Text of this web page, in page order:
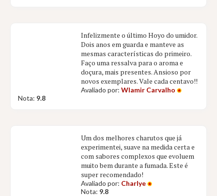
Infelizmente o último Hoyo do umidor.
Dois anos em guarda e manteve as
mesmas características do primeiro.
Faço uma ressalva para o aroma e
doçura, mais presentes. Ansioso por
novos exemplares. Vale cada centavo!!
Avaliado por:Wlamir Carvalho
Nota: 9.8
Um dos melhores charutos que já
experimentei, suave na medida certa e
com sabores complexos que evoluem
muito bem durante a fumada. Este é
super recomendado!
Avaliado por: Charlye
Nota: 9.8